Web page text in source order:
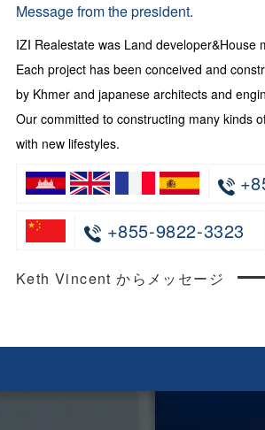
Message from the president.
IZI Realestate was Land developer&House
Each project has been conceived and
by Khmer and japanese architects and
Our committed to constructing many kinds
with new lifestyles.
+855-9822-3323
Keth Vincent からメッセージ